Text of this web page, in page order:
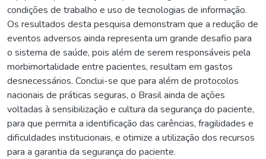
condições de trabalho e uso de tecnologias de informação.
Os resultados desta pesquisa demonstram que a redução de
eventos adversos ainda representa um grande desafio para
o sistema de saúde, pois além de serem responsáveis pela
morbimortalidade entre pacientes, resultam em gastos
desnecessários. Conclui-se que para além de protocolos
nacionais de práticas seguras, o Brasil ainda de ações
voltadas à sensibilização e cultura da segurança do paciente,
para que permita a identificação das carências, fragilidades e
dificuldades institucionais, e otimize a utilização dos recursos
para a garantia da segurança do paciente.